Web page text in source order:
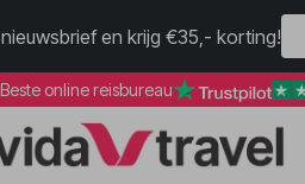
en krijg €35,- korting!
Beste online reisbureau